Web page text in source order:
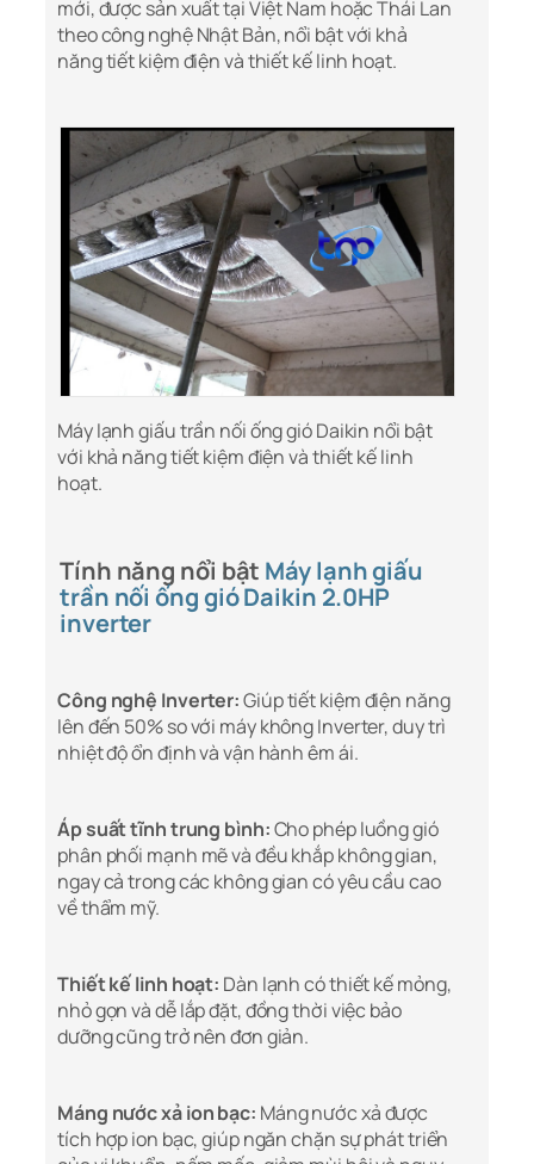
mới, được sản xuất tại Việt Nam hoặc Thái Lan
theo công nghệ Nhật Bản, nổi bật với khả
năng tiết kiệm điện và thiết kế linh hoạt.
Máy lạnh giấu trần nối ống gió Daikin nổi bật
với khả năng tiết kiệm điện và thiết kế linh
hoạt.
Tính năng nổi bật Máy lạnh giấu
trần nối ống gió Daikin 2.0HP
inverter
Công nghệ Inverter:Giúp tiết kiệm điện năng
lên đến 50% so với máy không Inverter, duy trì
nhiệt độ ổn định và vận hành êm ái.
Áp suất tĩnh trung bình:Cho phép luồng gió
phân phối mạnh mẽ và đều khắp không gian,
ngay cả trong các không gian có yêu cầu cao
về thẩm mỹ.
Thiết kế linh hoạt: Dàn lạnh có thiết kế mỏng,
nhỏ gọn và dễ lắp đặt, đồng thời việc bảo
dưỡng cũng trở nên đơn giản.
Máng nước xả ion bạc: Máng nước xả được
tích hợp ion bạc, giúp ngăn chặn sự phát triển